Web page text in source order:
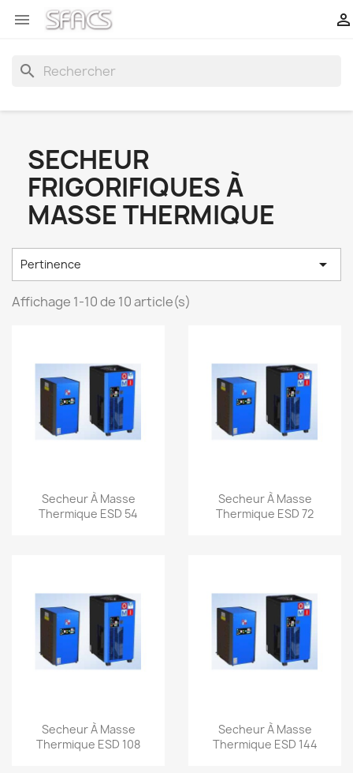
 
search
SECHEUR
FRIGORIFIQUES À
MASSE THERMIQUE
Pertinence 
Affichage 1-10 de 10 article(s)
Aperçu rapide
Secheur À Masse
Thermique ESD 54
Aperçu rapide
Secheur À Masse
Thermique ESD 72
Aperçu rapide
Secheur À Masse
Thermique ESD 108
Aperçu rapide
Secheur À Masse
Thermique ESD 144